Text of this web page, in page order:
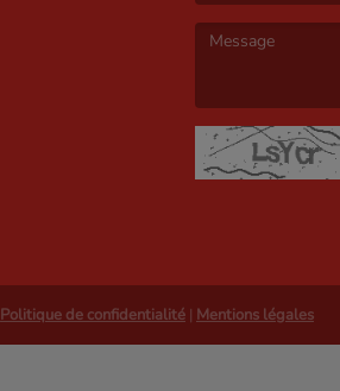
Politique de confidentialité | Mentions légales